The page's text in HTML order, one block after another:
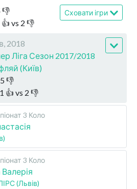
👎
👍 vs 2 👎
Сховати ігри
2018
Ліга Сезон 2017/2018
(Київ)
5 👎
1 👍 vs 2 👎
3 Коло
3 Коло
(Львів)